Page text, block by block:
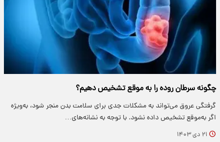
چگونه سرطان روده را به موقع تشخیص دهیم؟
گرفتگی عروق می‌تواند به مشکلات جدی برای سلامت بدن منجر شود، به‌ویژه
اگر به‌موقع تشخیص داده نشود. با توجه به نشانه‌های…
۲۱ دی ۱۴۰۳